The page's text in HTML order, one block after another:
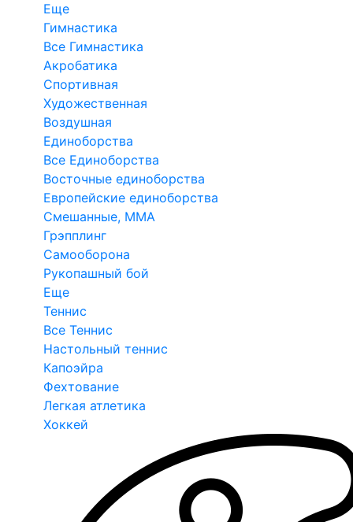
Еще
Гимнастика
Все Гимнастика
Акробатика
Спортивная
Художественная
Воздушная
Единоборства
Все Единоборства
Восточные единоборства
Европейские единоборства
Смешанные, ММА
Грэпплинг
Самооборона
Рукопашный бой
Еще
Теннис
Все Теннис
Настольный теннис
Капоэйра
Фехтование
Легкая атлетика
Хоккей